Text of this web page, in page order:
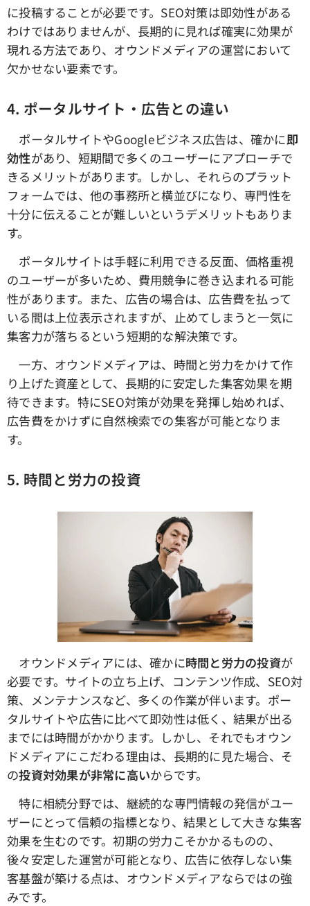
に投稿することが必要です。SEO対策は即効性がある
わけではありませんが、長期的に見れば確実に効果が
現れる方法であり、オウンドメディアの運営において
欠かせない要素です。
4. ポータルサイト・広告との違い
ポータルサイトやGoogleビジネス広告は、確かに即
効性があり、短期間で多くのユーザーにアプローチで
きるメリットがあります。しかし、それらのプラット
フォームでは、他の事務所と横並びになり、専門性を
十分に伝えることが難しいというデメリットもありま
す。
ポータルサイトは手軽に利用できる反面、価格重視
のユーザーが多いため、費用競争に巻き込まれる可能
性があります。また、広告の場合は、広告費を払って
いる間は上位表示されますが、止めてしまうと一気に
集客力が落ちるという短期的な解決策です。
一方、オウンドメディアは、時間と労力をかけて作
り上げた資産として、長期的に安定した集客効果を期
待できます。特にSEO対策が効果を発揮し始めれば、
広告費をかけずに自然検索での集客が可能となりま
す。
5. 時間と労力の投資
オウンドメディアには、確かに時間と労力の投資が
必要です。サイトの立ち上げ、コンテンツ作成、SEO対
策、メンテナンスなど、多くの作業が伴います。ポー
タルサイトや広告に比べて即効性は低く、結果が出る
までには時間がかかります。しかし、それでもオウン
ドメディアにこだわる理由は、長期的に見た場合、そ
の投資対効果が非常に高いからです。
特に相続分野では、継続的な専門情報の発信がユー
ザーにとって信頼の指標となり、結果として大きな集客
効果を生むのです。初期の労力こそかかるものの、
後々安定した運営が可能となり、広告に依存しない集
客基盤が築ける点は、オウンドメディアならではの強
みです。